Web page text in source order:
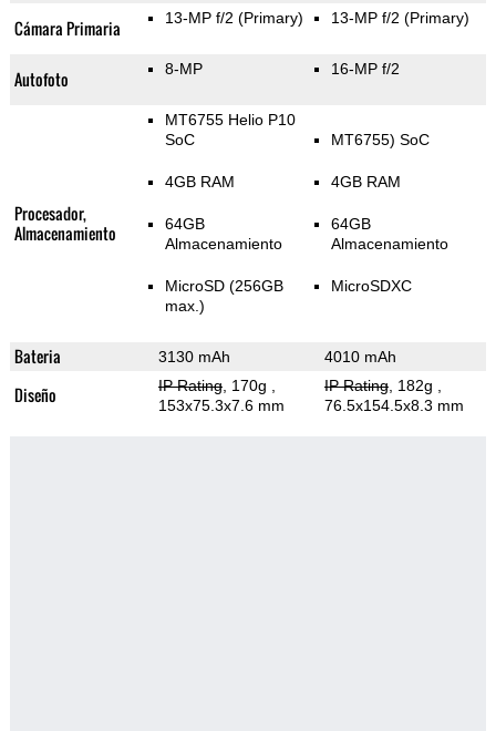
Cámara Primaria 13-MP f/2 (Primary) 13-MP f/2 (Primary)
Autofoto 8-MP 16-MP f/2
Procesador,
Almacenamiento
MT6755 Helio P10
SoC
4GB RAM
64GB
Almacenamiento
MicroSD (256GB
max.)
MT6755) SoC
4GB RAM
64GB
Almacenamiento
MicroSDXC
Bateria 3130 mAh 4010 mAh
Diseño IP Rating, 170g
153x75.3x7.6 mm
IP Rating, 182g
76.5x154.5x8.3 mm